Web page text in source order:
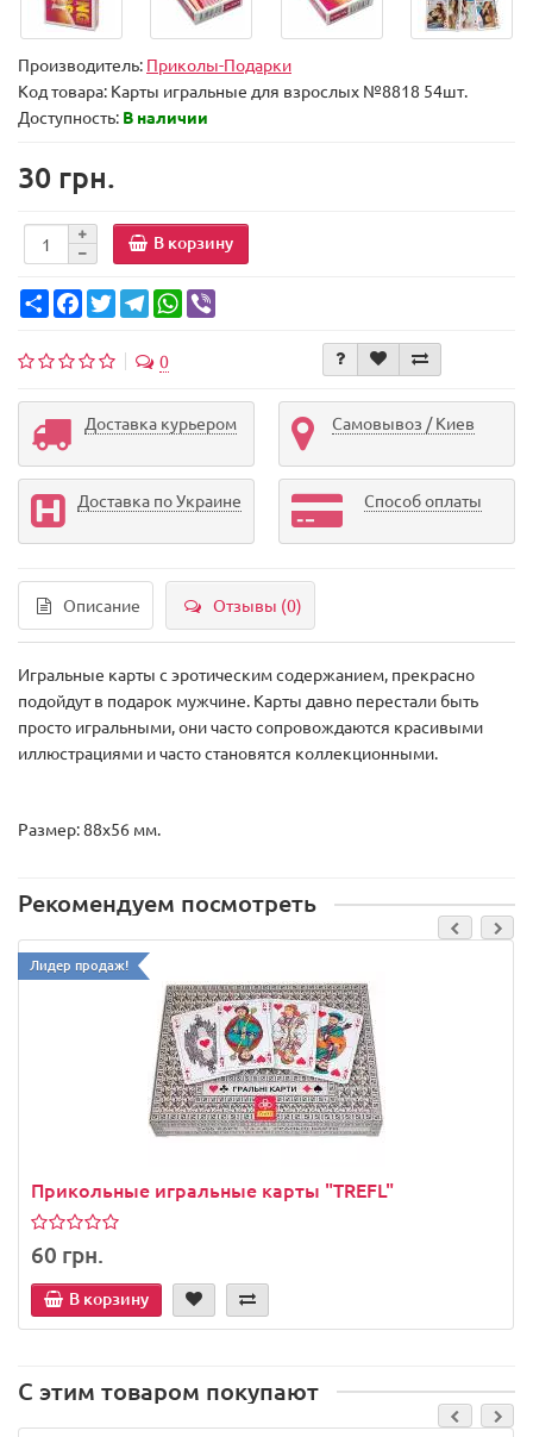
Производитель: Приколы-Подарки
Код товара: Карты игральные для взрослых №8818 54шт.
Доступность: В наличии
30 грн.
В корзину
Share FacebookTwitterTelegramWhatsApp
0
Доставка курьером Самовывоз / Киев
Доставка по Украине Способ оплаты
Описание Отзывы (0)
Игральные карты с эротическим содержанием, прекрасно
подойдут в подарок мужчине. Карты давно перестали быть
просто игральными, они часто сопровождаются красивыми
иллюстрациями и часто становятся коллекционными.
Размер: 88х56 мм.
Рекомендуем посмотреть
Лидер продаж!
Прикольные игральные карты "TREFL"
60 грн.
В корзину
С этим товаром покупают